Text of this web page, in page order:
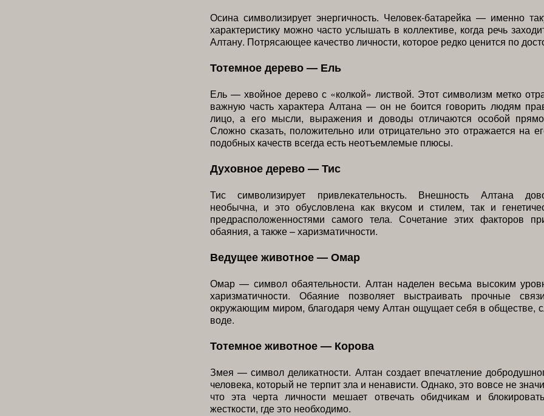
Осина символизирует энергичность. Человек-батарейка — именно
характеристику можно часто услышать в коллективе, когда речь
Алтану. Потрясающее качество личности, которое редко ценится по
Тотемное дерево — Ель
Ель — хвойное дерево с «колкой» листвой. Этот символизм метко
важную часть характера Алтана — он не боится говорить людям
лицо, а его мысли, выражения и доводы отличаются особой
Сложно сказать, положительно или отрицательно это отражается на
подобных качеств всегда есть неотъемлемые плюсы.
Духовное дерево — Тис
Тис символизирует привлекательность. Внешность Алтана
необычна, и это обусловлена как вкусом и стилем, так и
предрасположенностями самого тела. Сочетание этих факторов
обаяния, а также – харизматичности.
Ведущее животное — Омар
Омар — символ обаятельности. Алтан наделен весьма высоким
харизматичности. Обаяние позволяет выстраивать прочные
окружающим миром, благодаря чему Алтан ощущает себя в обществе,
воде.
Тотемное животное — Корова
Змея — символ деликатности. Алтан создает впечатление
человека, который не терпит зла и ненависти. Однако, это вовсе не
что эта черта личности мешает отвечать обидчикам и
жесткости, где это необходимо.